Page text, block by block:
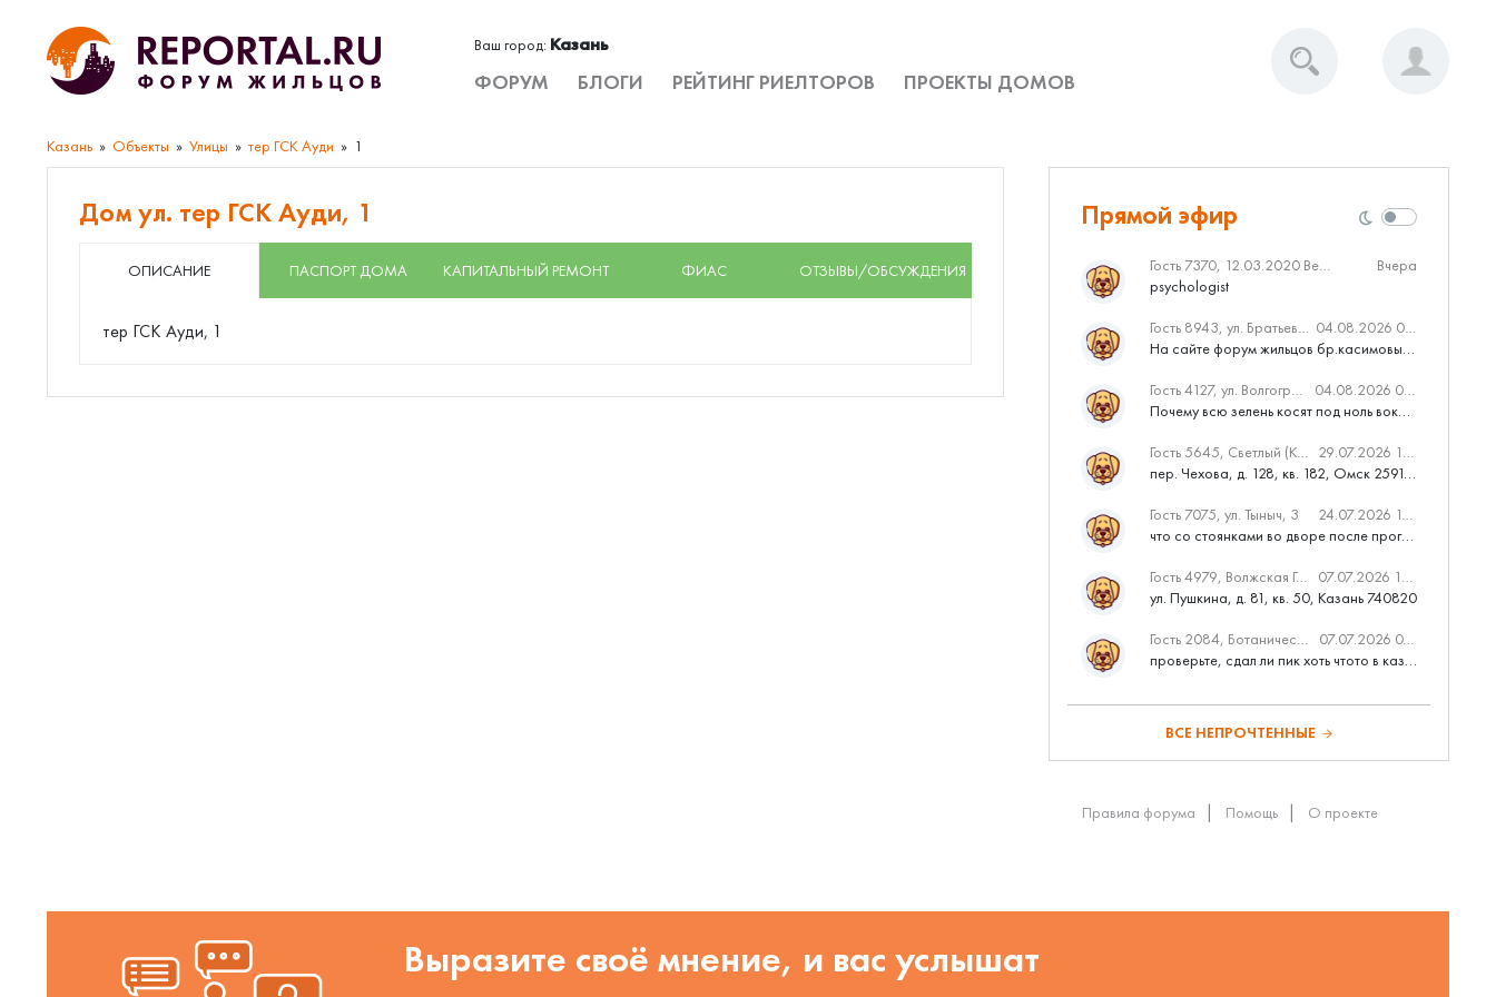
Ваш город: Казань
ФОРУМ БЛОГИ РЕЙТИНГ РИЕЛТОРОВ ПРОЕКТЫ ДОМОВ
Казань Объекты Улицы тер ГСК Ауди 1
Дом ул. тер ГСК Ауди, 1
ОПИСАНИЕ ПАСПОРТ ДОМА КАПИТАЛЬНЫЙ РЕМОНТ ФИАС ОТЗЫВЫ/ОБСУЖДЕНИЯ
тер ГСК Ауди, 1
Прямой эфир
Гость 7370, 12.03.2020 Вебинар от Нмаркет.ПРО: «Актуальное об ипотеке: что нужно знать»
Вчера
psychologist
Гость 8943, ул. Братьев Касимовых, 62 04.08.2026 08:34
На сайте форум жильцов бр.касимовых 62у дома растут красивые...
Гость 4127, ул. Волгоградская, 41 04.08.2026 04:46
Почему всю зелень косят под ноль вокруг дома,в полисадниках....
Гость 5645, Светлый (Куюки) 29.07.2026 10:31
пер. Чехова, д. 128, кв. 182, Омск 259145
Гость 7075, ул. Тыныч, 3 24.07.2026 14:01
что со стоянками во дворе после программы наш двор
Гость 4979, Волжская Гавань
07.07.2026 10:53
ул. Пушкина, д. 81, кв. 50, Казань 740820
Гость 2084, Ботаническая 3 (ПИК, бизнес-класс) 07.07.2026 07:28
проверьте, сдал ли пик хоть чтото в казани вовремя?
ВСЕ НЕПРОЧТЕННЫЕ
Правила форума Помощь О проекте
Выразите своё мнение, и вас услышат